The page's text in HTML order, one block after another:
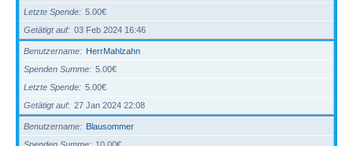
Letzte Spende
5.00€
Getätigt auf
03 Feb 2024 16:46
Benutzername
HerrMahlzahn
Spenden Summe
5.00€
Letzte Spende
5.00€
Getätigt auf
27 Jan 2024 22:08
Benutzername
Blausommer